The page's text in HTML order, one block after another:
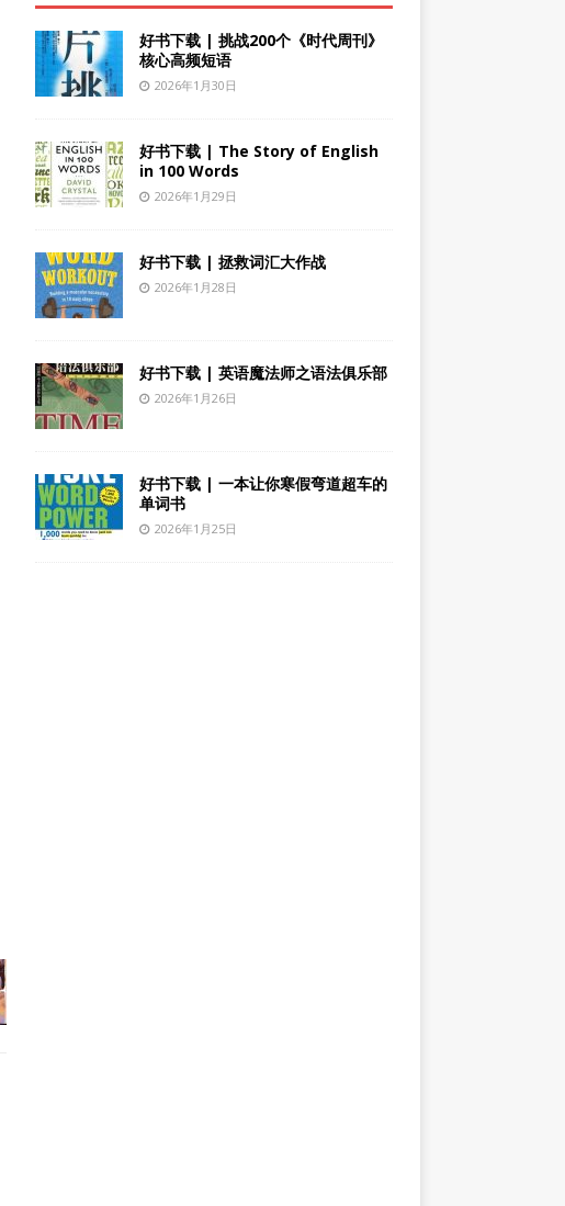
好书下载 | 挑战200个《时代周刊》
核心高频短语
2026年1月30日
好书下载 | The Story of English
in 100 Words
2026年1月29日
好书下载 | 拯救词汇大作战
2026年1月28日
好书下载 | 英语魔法师之语法俱乐部
2026年1月26日
好书下载 | 一本让你寒假弯道超车的
单词书
2026年1月25日